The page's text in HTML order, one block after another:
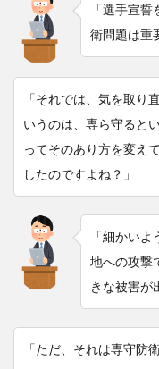
「選手宣
衛問題は重
「それでは、気を取り
いうのは、専ら守ると
ってそのあり方を変え
したのですよね？」
「細かい
地への攻撃
きな被害が
「ただ、それは専守防